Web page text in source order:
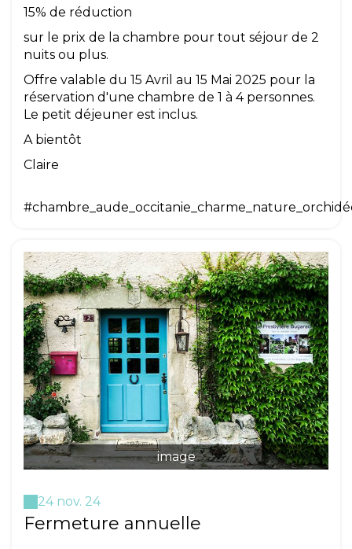
15% de réduction
sur le prix de la chambre pour tout séjour de 2
nuits ou plus.
Offre valable du 15 Avril au 15 Mai 2025 pour la
réservation d'une chambre de 1 à 4 personnes.
Le petit déjeuner est inclus.
A bientôt
Claire
image
24 nov. 24
Fermeture annuelle